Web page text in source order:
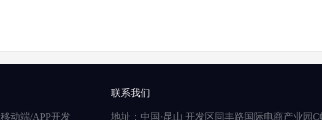
移动端/APP开发
联系我们
地址：中国·昆山 开发区同丰路国际电商产业园C